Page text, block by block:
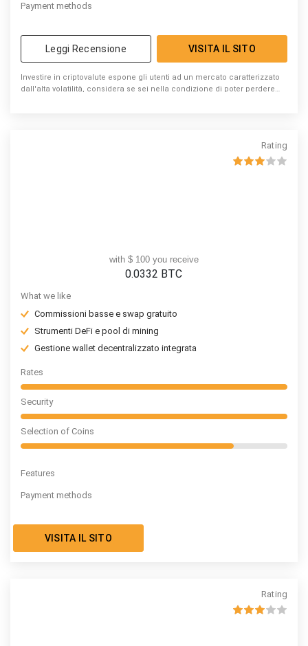
Payment methods
Leggi Recensione VISITA IL SITO
Investire in criptovalute espone gli utenti ad un mercato caratterizzato
dall'alta volatilità, considera se sei nella condizione di poter perdere
Rating
with $ 100 you receive
0.0332 BTC
What we like
Commissioni basse e swap gratuito
Strumenti DeFi e pool di mining
Gestione wallet decentralizzato integrata
Rates
Security
Selection of Coins
Features
Payment methods
VISITA IL SITO
Rating